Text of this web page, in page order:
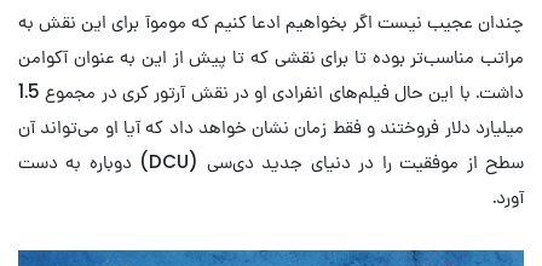
چندان عجیب نیست اگر بخواهیم ادعا کنیم که موموآ برای این نقش به
مراتب‌ مناسب‌تر بوده تا برای نقشی که تا پیش از این به عنوان آکوامن
داشت. با این حال فیلم‌های انفرادی او در نقش آرتور کری در مجموع 1.5
میلیارد دلار فروختند و فقط زمان نشان خواهد داد که آیا او می‌تواند آن
سطح از موفقیت را در دنیای جدید دی‌سی (DCU) دوباره به دست
آورد.